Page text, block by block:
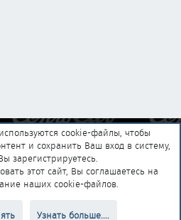
Помощь Главная
R
®
cookie-файлы, чтобы
и сохранить Ваш вход в систему,
зарегистрируетесь.
этот сайт, Вы соглашаетесь на
наших cookie-файлов.
Узнать больше....